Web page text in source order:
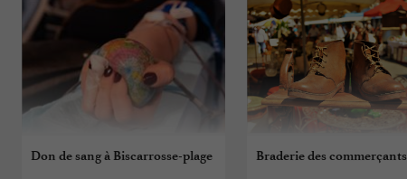
Don de sang à Biscarrosse-plage Braderie des commerçants